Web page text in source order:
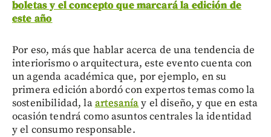
boletas y el concepto que marcará la edición de
este año
Por eso, más que hablar acerca de una tendencia de
interiorismo o arquitectura, este evento cuenta con
un agenda académica que, por ejemplo, en su
primera edición abordó con expertos temas como la
sostenibilidad, laartesaníay el diseño, y que en esta
ocasión tendrá como asuntos centrales la identidad
y el consumo responsable.